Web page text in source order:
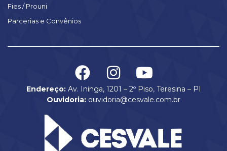
Fies / Prouni
Parcerias e Convênios
Endereço:Av. Ininga, 1201 – 2º Piso, Teresina – PI
Ouvidoria: ouvidoria@cesvale.com.br